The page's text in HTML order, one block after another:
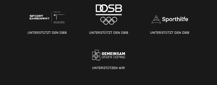
UNTERSTÜTZT DEN DBB UNTERSTÜTZT DEN DBB UNTERSTÜTZT DEN DBB
UNTERSTÜTZEN WIR